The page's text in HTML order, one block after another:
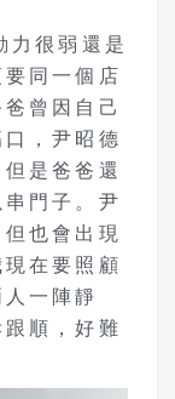
力很弱還是
同一個店
曾因自己
，尹昭德
是爸爸還
門子。尹
也會出現
在要照顧
一陣靜
順，好難